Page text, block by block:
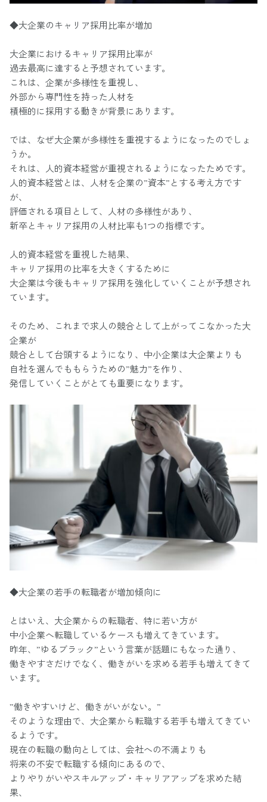
◆大企業のキャリア採用比率が増加
大企業におけるキャリア採用比率が
過去最高に達すると予想されています。
これは、企業が多様性を重視し、
外部から専門性を持った人材を
積極的に採用する動きが背景にあります。
では、なぜ大企業が多様性を重視するようになったのでしょ
うか。
それは、人的資本経営が重視されるようになったためです。
人的資本経営とは、人材を企業の”資本”とする考え方です
が、
評価される項目として、人材の多様性があり、
新卒とキャリア採用の人材比率も1つの指標です。
人的資本経営を重視した結果、
キャリア採用の比率を大きくするために
大企業は今後もキャリア採用を強化していくことが予想され
ています。
そのため、これまで求人の競合として上がってこなかった大
企業が
競合として台頭するようになり、中小企業は大企業よりも
自社を選んでももらうための”魅力”を作り、
発信していくことがとても重要になります。
◆大企業の若手の転職者が増加傾向に
とはいえ、大企業からの転職者、特に若い方が
中小企業へ転職しているケースも増えてきています。
昨年、”ゆるブラック”という言葉が話題にもなった通り、
働きやすさだけでなく、働きがいを求める若手も増えてきて
います。
”働きやすいけど、働きがいがない。”
そのような理由で、大企業から転職する若手も増えてきてい
るようです。
現在の転職の動向としては、会社への不満よりも
将来の不安で転職する傾向にあるので、
よりやりがいやスキルアップ・キャリアアップを求めた結
果、